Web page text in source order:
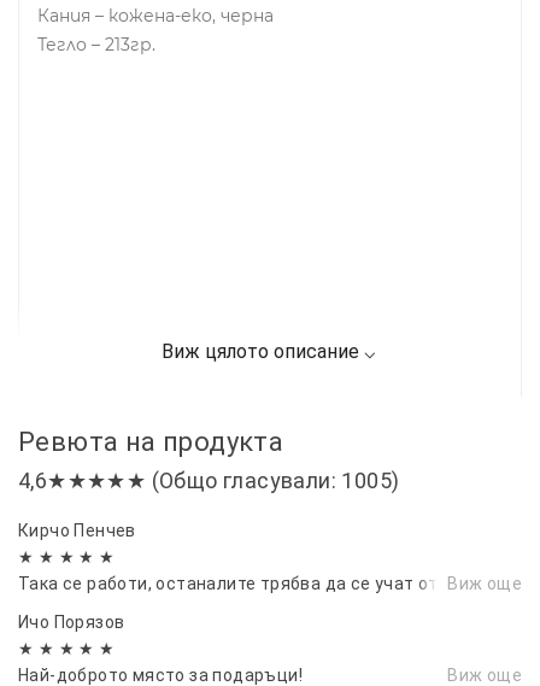
Кания – кожена-еко, черна
Тегло – 213гр.
Ревюта на продукта
4,6★★★★★ (Общо гласували: 1005)
Кирчо Пенчев
★ ★ ★ ★ ★
Така се работи, останалите трябва да се учат от вас.Виж още
Ичо Порязов
★ ★ ★ ★ ★
Най-доброто място за подаръци!
Виж още